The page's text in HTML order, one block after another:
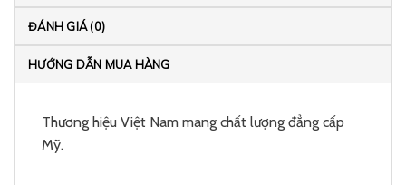
ĐÁNH GIÁ (0)
HƯỚNG DẪN MUA HÀNG
Thương hiệu Việt Nam mang chất lượng đẳng cấp
Mỹ.